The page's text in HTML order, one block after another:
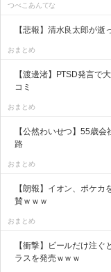
つべこあんてな
【悲報】清水良太郎が
おまとめ
【渡邊渚】PTSD発言で
コミ
おまとめ
【公然わいせつ】55歳
路
おまとめ
【朗報】イオン、ポケ
賛ｗｗｗ
おまとめ
【衝撃】ビールだけ注
ラスを発売ｗｗｗ